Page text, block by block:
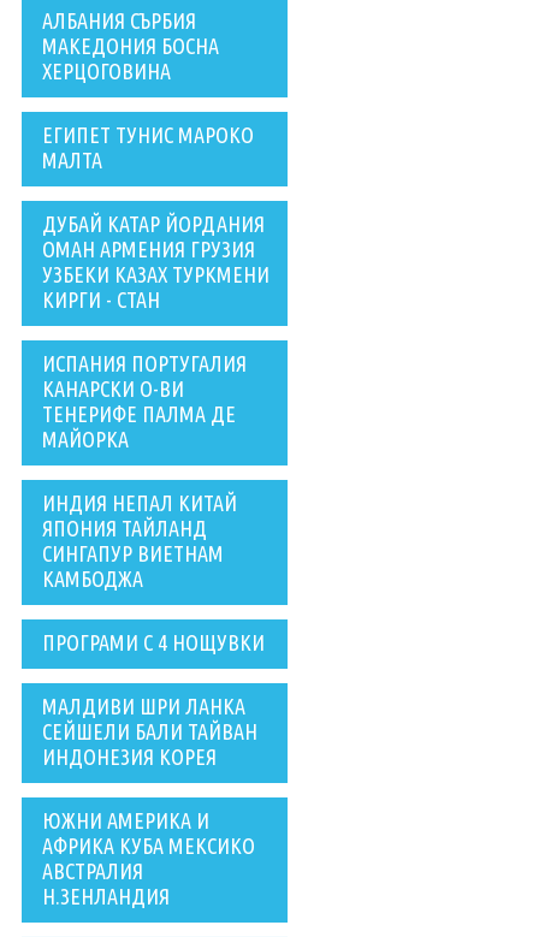
АЛБАНИЯ СЪРБИЯ
МАКЕДОНИЯ БОСНА
ХЕРЦОГОВИНА
ЕГИПЕТ ТУНИС МАРОКО
МАЛТА
ДУБАЙ КАТАР ЙОРДАНИЯ
ОМАН АРМЕНИЯ ГРУЗИЯ
УЗБЕКИ КАЗАХ ТУРКМЕНИ
КИРГИ - СТАН
ИСПАНИЯ ПОРТУГАЛИЯ
КАНАРСКИ О-ВИ
ТЕНЕРИФЕ ПАЛМА ДЕ
МАЙОРКА
ИНДИЯ НЕПАЛ КИТАЙ
ЯПОНИЯ ТАЙЛАНД
СИНГАПУР ВИЕТНАМ
КАМБОДЖА
ПРОГРАМИ С 4 НОЩУВКИ
МАЛДИВИ ШРИ ЛАНКА
СЕЙШЕЛИ БАЛИ ТАЙВАН
ИНДОНЕЗИЯ КОРЕЯ
ЮЖНИ АМЕРИКА И
АФРИКА КУБА МЕКСИКО
АВСТРАЛИЯ
Н.ЗЕНЛАНДИЯ